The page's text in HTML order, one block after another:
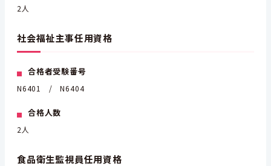
2人
社会福祉主事任用資格
合格者受験番号
N6401 / N6404
合格人数
2人
食品衛生監視員任用資格